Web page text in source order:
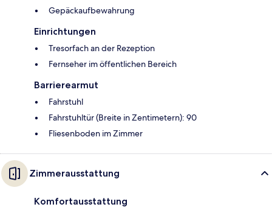
Gepäckaufbewahrung
Einrichtungen
Tresorfach an der Rezeption
Fernseher im öffentlichen Bereich
Barrierearmut
Fahrstuhl
Fahrstuhltür (Breite in Zentimetern): 90
Fliesenboden im Zimmer
Zimmerausstattung
Komfortausstattung